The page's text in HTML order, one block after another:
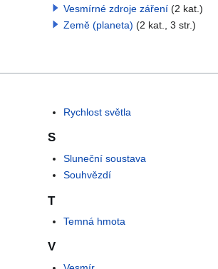
Vesmírné zdroje záření (2 kat.)
Země (planeta) (2 kat., 3 str.)
Rychlost světla
S
Sluneční soustava
Souhvězdí
T
Temná hmota
V